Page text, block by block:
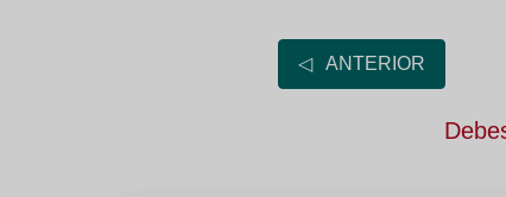
◁ ANTERIOR